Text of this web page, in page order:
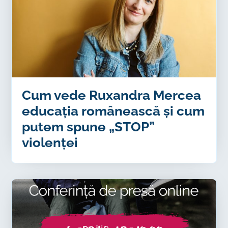
Cum vede Ruxandra Mercea
educația românească și cum
putem spune „STOP”
violenței